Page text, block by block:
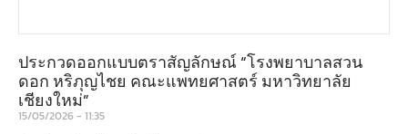
ประกวดออกแบบตราสัญลักษณ์ “โรงพยาบาลสวน
ดอก หริภุญไชย คณะแพทยศาสตร์ มหาวิทยาลัย
เชียงใหม่”
15/05/2026 11:35